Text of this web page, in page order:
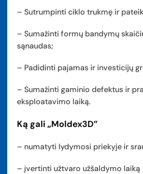
– Sutrumpinti ciklo trukmę ir
– Sumažinti formų bandymų
sąnaudas;
– Padidinti pajamas ir investicijų
– Sumažinti gaminio defektus ir
eksploatavimo laiką.
Ką gali „Moldex3D”
– numatyti lydymosi priekyje ir
– įvertinti užtvaro užšaldymo laiką